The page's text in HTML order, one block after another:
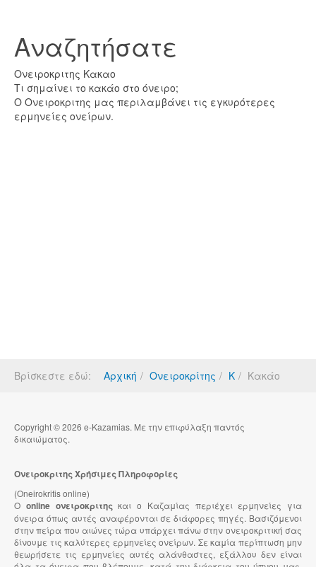
Αναζητήσατε
Ονειροκριτης Κακαο
Τι σημαίνει το κακάο στο όνειρο;
Ο Ονειροκριτης μας περιλαμβάνει τις εγκυρότερες
ερμηνείες ονείρων.
Βρίσκεστε εδώ: Αρχική Ονειροκρίτης Κ Κακάο
Copyright © 2026 e-Kazamias. Με την επιφύλαξη παντός
δικαιώματος.
Ονειροκριτης Χρήσιμες Πληροφορίες
(Oneirokritis online)
Ο online ονειροκριτηςκαι ο Καζαμίας περιέχει ερμηνείες για
όνειρα όπως αυτές αναφέρονται σε διάφορες πηγές. Βασιζόμενοι
στην πείρα που αιώνες τώρα υπάρχει πάνω στην ονειροκριτική σας
δίνουμε τις καλύτερες ερμηνείες ονείρων. Σε καμία περίπτωση μην
θεωρήσετε τις ερμηνείες αυτές αλάνθαστες, εξάλλου δεν είναι